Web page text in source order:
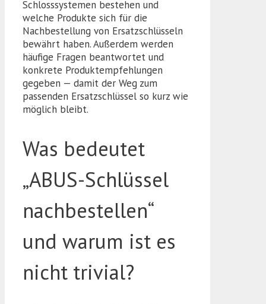
Schlosssystemen bestehen und
welche Produkte sich für die
Nachbestellung von Ersatzschlüsseln
bewährt haben. Außerdem werden
häufige Fragen beantwortet und
konkrete Produktempfehlungen
gegeben — damit der Weg zum
passenden Ersatzschlüssel so kurz wie
möglich bleibt.
Was bedeutet
„ABUS-Schlüssel
nachbestellen“
und warum ist es
nicht trivial?